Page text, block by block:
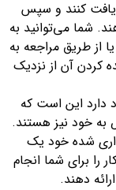
کنند و سپس
شما می‌توانید به
از طریق مراجعه به
کردن آن از نزدیک
دارد این است که
به خود نیز هستند.
شده خود یک
را برای شما انجام
دهند.